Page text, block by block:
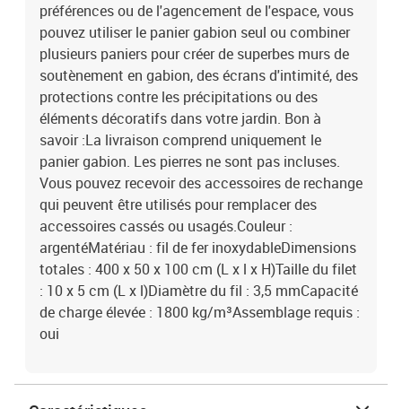
préférences ou de l'agencement de l'espace, vous
pouvez utiliser le panier gabion seul ou combiner
plusieurs paniers pour créer de superbes murs de
soutènement en gabion, des écrans d'intimité, des
protections contre les précipitations ou des
éléments décoratifs dans votre jardin. Bon à
savoir :La livraison comprend uniquement le
panier gabion. Les pierres ne sont pas incluses.
Vous pouvez recevoir des accessoires de rechange
qui peuvent être utilisés pour remplacer des
accessoires cassés ou usagés.Couleur :
argentéMatériau : fil de fer inoxydableDimensions
totales : 400 x 50 x 100 cm (L x l x H)Taille du filet
: 10 x 5 cm (L x l)Diamètre du fil : 3,5 mmCapacité
de charge élevée : 1800 kg/m³Assemblage requis :
oui